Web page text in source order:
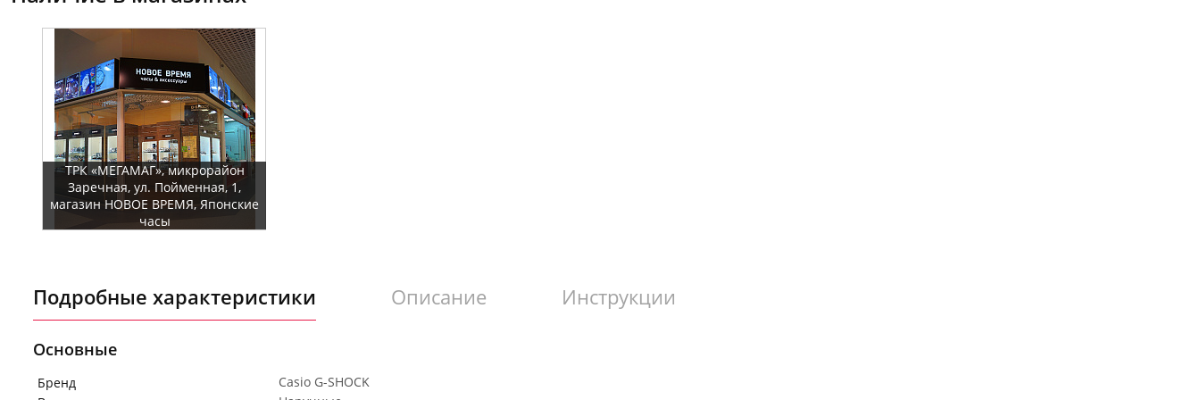
ТРК «МЕГАМАГ», микрорайон
Заречная, ул. Пойменная, 1,
магазин НОВОЕ ВРЕМЯ, Японские
часы
Подробные характеристики Описание Инструкции
Основные
Бренд
Casio G-SHOCK